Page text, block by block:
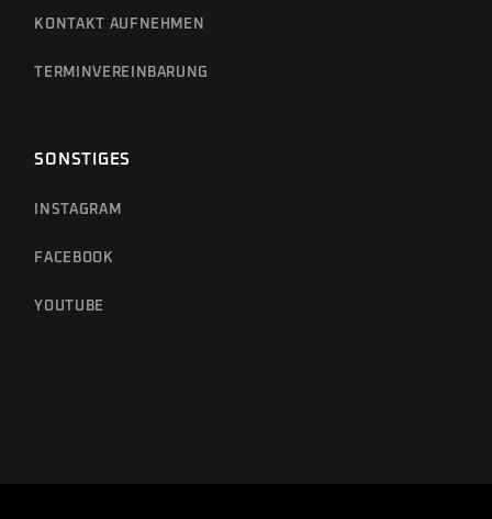
KONTAKT AUFNEHMEN
TERMIN­VEREINBARUNG­
SONSTIGES
INSTAGRAM
FACEBOOK
YOUTUBE